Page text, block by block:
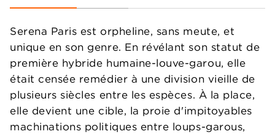
Serena Paris est orpheline, sans meute, et
unique en son genre. En révélant son statut de
première hybride humaine-louve-garou, elle
était censée remédier à une division vieille de
plusieurs siècles entre les espèces. À la place,
elle devient une cible, la proie d'impitoyables
machinations politiques entre loups-garous,